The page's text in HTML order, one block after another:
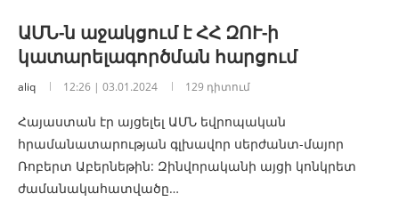
ԱՄՆ-ն աջակցում է ՀՀ ԶՈՒ-ի
կատարելագործման հարցում
aliq 12:26 | 03.01.2024 129 դիտում
Հայաստան էր այցելել ԱՄՆ եվրոպական
հրամանատարության գլխավոր սերժանտ-մայոր
Ռոբերտ Աբերնեթին: Զինվորականի այցի կոնկրետ
ժամանակահատվածը…